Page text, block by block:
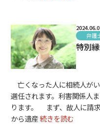
弁護
特別
亡くなった人に相続人が
選任されます。利害関係人
ります。 まず、故人に請
から遺産続きを読む